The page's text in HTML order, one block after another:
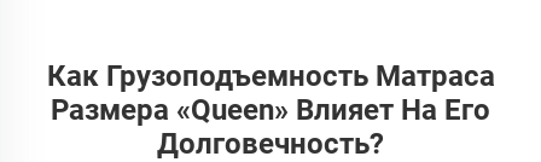
Как Грузоподъемность Матраса
Размера «queen» Влияет На Его
Долговечность?